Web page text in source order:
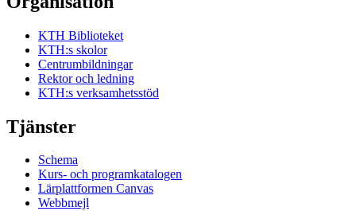
KTH Biblioteket
KTH:s skolor
Centrumbildningar
Rektor och ledning
KTH:s verksamhetsstöd
Tjänster
Schema
Kurs- och programkatalogen
Lärplattformen Canvas
Webbmejl